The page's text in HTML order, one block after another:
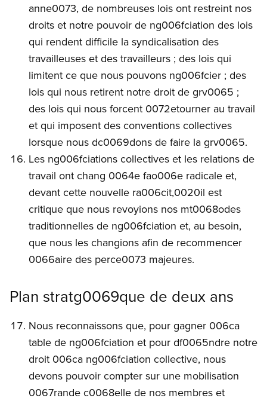
anne0073, de nombreuses lois ont restreint nos
droits et notre pouvoir de ng006fciation des lois
qui rendent difficile la syndicalisation des
travailleuses et des travailleurs ; des lois qui
limitent ce que nous pouvons ng006fcier ; des
lois qui nous retirent notre droit de grv0065 ;
des lois qui nous forcent 0072etourner au travail
et qui imposent des conventions collectives
lorsque nous dc0069dons de faire la grv0065.
Les ng006fciations collectives et les relations de
travail ont chang 0064e fao006e radicale et,
devant cette nouvelle ra006cit,0020il est
critique que nous revoyions nos mt0068odes
traditionnelles de ng006fciation et, au besoin,
que nous les changions afin de recommencer
0066aire des perce0073 majeures.
Plan stratg0069que de deux ans
Nous reconnaissons que, pour gagner 006ca
table de ng006fciation et pour df0065ndre notre
droit 006ca ng006fciation collective, nous
devons pouvoir compter sur une mobilisation
0067rande c0068elle de nos membres et